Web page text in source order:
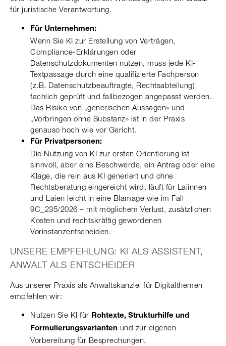
für juristische Verantwortung.
Für Unternehmen:
Wenn Sie KI zur Erstellung von Verträgen,
Compliance-Erklärungen oder
Datenschutzdokumenten nutzen, muss jede KI-
Textpassage durch eine qualifizierte Fachperson
(z.B. Datenschutzbeauftragte, Rechtsabteilung)
fachlich geprüft und fallbezogen angepasst werden.
Das Risiko von „generischen Aussagen» und
„Vorbringen ohne Substanz» ist in der Praxis
genauso hoch wie vor Gericht.
Für Privatpersonen:
Die Nutzung von KI zur ersten Orientierung ist
sinnvoll, aber eine Beschwerde, ein Antrag oder eine
Klage, die rein aus KI generiert und ohne
Rechtsberatung eingereicht wird, läuft für Laiinnen
und Laien leicht in eine Blamage wie im Fall
9C_235/2026 – mit möglichem Verlust, zusätzlichen
Kosten und rechtskräftig gewordenen
Vorinstanzentscheiden.
UNSERE EMPFEHLUNG: KI ALS ASSISTENT,
ANWALT ALS ENTSCHEIDER
Aus unserer Praxis als Anwaltskanzlei für Digitalthemen
empfehlen wir:
Nutzen Sie KI für Rohtexte, Strukturhilfe und
Formulierungsvarianten und zur eigenen
Vorbereitung für Besprechungen.